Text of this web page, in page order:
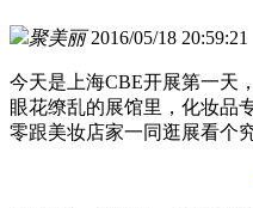
聚美丽 2016/05/18 20:59:21
今天是上海CBE开展第一天
眼花缭乱的展馆里，化妆品
零跟美妆店家一同逛展看个